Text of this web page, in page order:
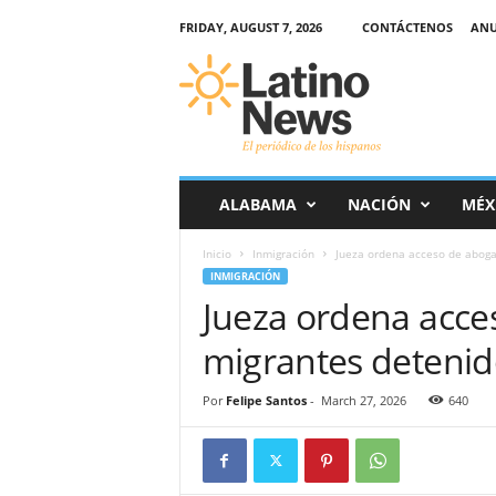
FRIDAY, AUGUST 7, 2026 CONTÁCTENOS
r
ALABAMA NACIÓN
Inicio Inmigración Jueza ordena acceso de
INMIGRACIÓN
Jueza ordena
migrantes
Por Felipe Santos- March 27, 2026 640